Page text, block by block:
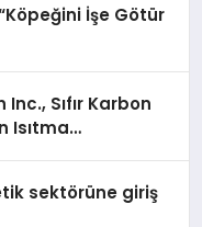
İşe Götür
Sıfır Karbon
Isıtma
sektörüne giriş